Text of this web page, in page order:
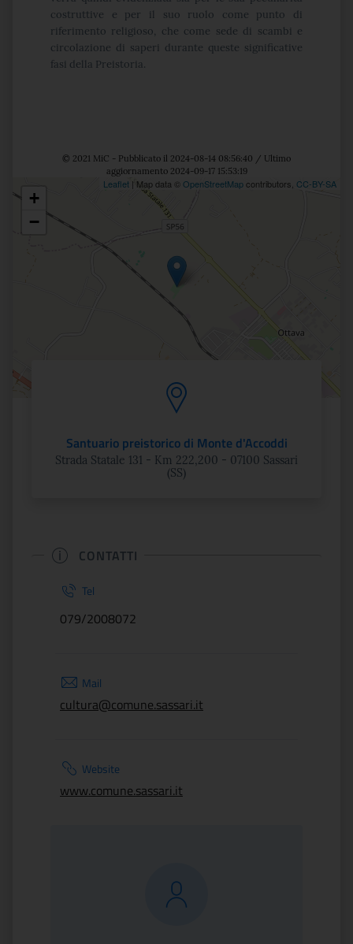
costruttive e per il suo ruolo come punto di
riferimento religioso, che come sede di scambi e
circolazione di saperi durante queste significative
fasi della Preistoria.
© 2021 MiC - Pubblicato il 2024-08-14 08:56:40 / Ultimo
aggiornamento 2024-09-17 15:53:19
Posizione
+
−
Leaflet | Map data © OpenStreetMapcontributors, CC-BY-SA
Santuario preistorico di Monte d'Accoddi
Strada Statale 131 - Km 222,200 - 07100 Sassari
(SS)
CONTATTI
Tel
079/2008072
Mail
cultura@comune.sassari.it
Website
www.comune.sassari.it